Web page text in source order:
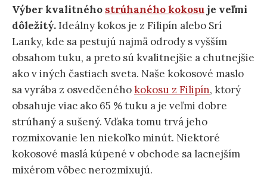
Výber kvalitného strúhaného kokosuje veľmi
dôležitý.Ideálny kokos je z Filipín alebo Srí
Lanky, kde sa pestujú najmä odrody s vyšším
obsahom tuku, a preto sú kvalitnejšie a chutnejšie
ako v iných častiach sveta. Naše kokosové maslo
sa vyrába z osvedčenéhokokosu z Filipín, ktorý
obsahuje viac ako 65 % tuku a je veľmi dobre
strúhaný a sušený. Vďaka tomu trvá jeho
rozmixovanie len niekoľko minút. Niektoré
kokosové maslá kúpené v obchode sa lacnejším
mixérom vôbec nerozmixujú.